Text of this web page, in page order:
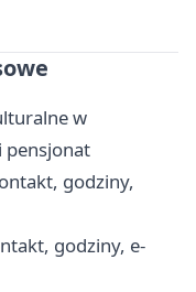
w
pensjonat
godziny,
godziny, e-